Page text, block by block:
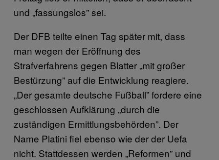
und „fassungslos” sei.
Der DFB teilte einen Tag später mit, dass
man wegen der Eröffnung des
Strafverfahrens gegen Blatter „mit großer
Bestürzung” auf die Entwicklung reagiere.
„Der gesamte deutsche Fußball” fordere eine
geschlossen Aufklärung „durch die
zuständigen Ermittlungsbehörden”. Der
Name Platini fiel ebenso wie der der Uefa
nicht. Stattdessen werden „Reformen” und